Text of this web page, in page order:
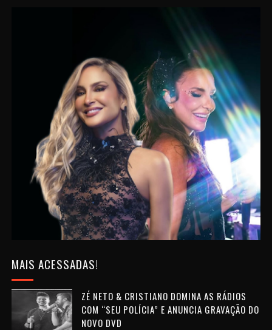
MAIS ACESSADAS!
ZÉ NETO & CRISTIANO DOMINA AS RÁDIOS
COM “SEU POLÍCIA” E ANUNCIA GRAVAÇÃO DO
NOVO DVD